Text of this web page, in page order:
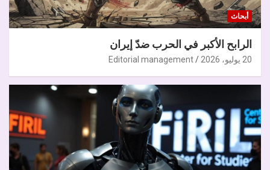
أبحاث
الرابح الأكبر في الحرب ضدّ إيران
20 يوليو، 2026 Editorial management